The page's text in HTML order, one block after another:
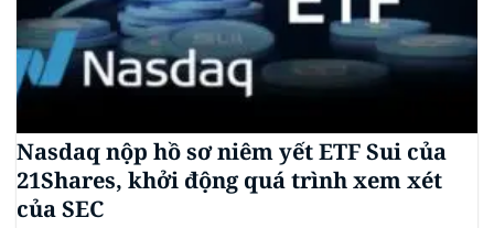
Nasdaq nộp hồ sơ niêm yết ETF Sui của
21Shares, khởi động quá trình xem xét
của SEC